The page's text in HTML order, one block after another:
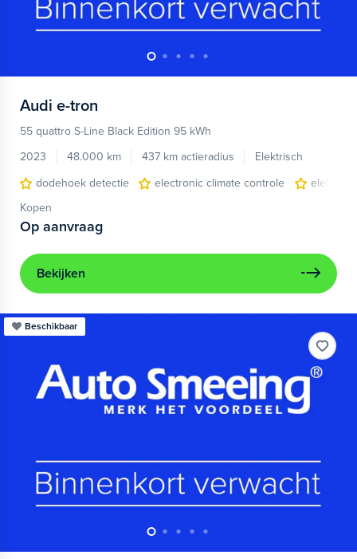
Audi e-tron
55 quattro S-Line Black Edition 95 kWh
2023
48.000 km 437 km actieradius
Elektrisch
dodehoek detectie
electronic climate controle
Kopen
Op aanvraag
Bekijken
Beschikbaar